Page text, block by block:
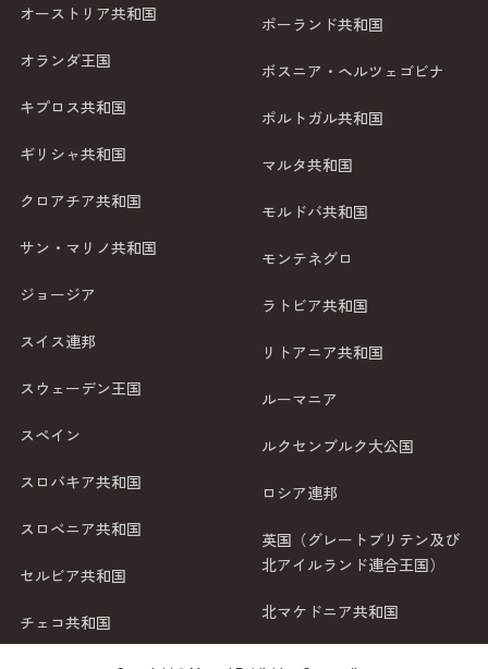
オーストリア共和国
オランダ王国
キプロス共和国
ギリシャ共和国
クロアチア共和国
サン・マリノ共和国
ジョージア
スイス連邦
スウェーデン王国
スペイン
スロバキア共和国
スロベニア共和国
セルビア共和国
チェコ共和国
ポーランド共和国
ボスニア・ヘルツェゴビナ
ポルトガル共和国
マルタ共和国
モルドバ共和国
モンテネグロ
ラトビア共和国
リトアニア共和国
ルーマニア
ルクセンブルク大公国
ロシア連邦
英国（グレートブリテン及び
北アイルランド連合王国）
北マケドニア共和国